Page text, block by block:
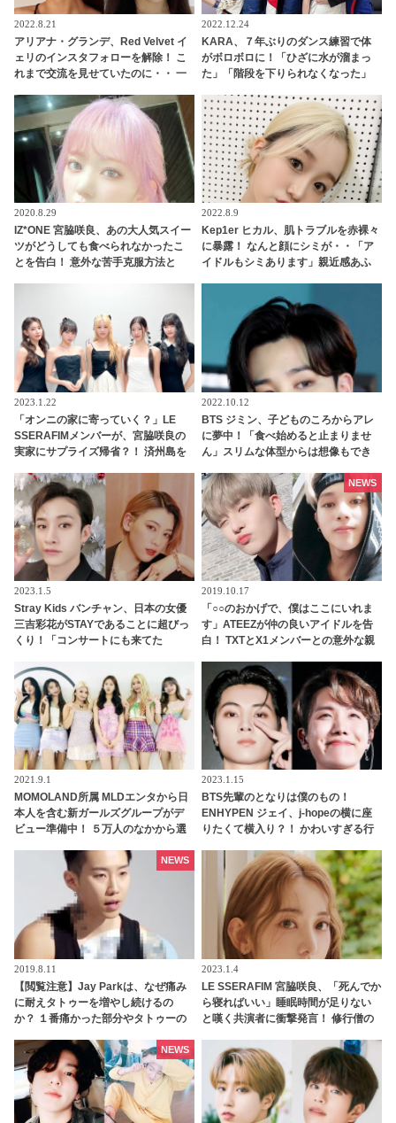
2022.8.21
アリアナ・グランデ、Red Velvet イ
ェリのインスタフォローを解除！ こ
れまで交流を見せていたのに・・ 一
2022.12.24
KARA、７年ぶりのダンス練習で体
がボロボロに！「ひざに水が溜まっ
た」「階段を下りられなくなった」
振付を修正していたことを告白
2020.8.29
IZ*ONE 宮脇咲良、あの大人気スイー
ツがどうしても食べられなかったこ
とを告白！ 意外な苦手克服方法と
2022.8.9
Kep1er ヒカル、肌トラブルを赤裸々
に暴露！ なんと顔にシミが・・「ア
イドルもシミあります」親近感あふ
2023.1.22
「オンニの家に寄っていく？」LE
SSERAFIMメンバーが、宮脇咲良の
実家にサプライズ帰省？！ 済州島を
始めた理由とは・・
2022.10.12
BTS ジミン、子どものころからアレ
に夢中！「食べ始めると止まりませ
ん」スリムな体型からは想像もでき
2023.1.5
Stray Kids バンチャン、日本の女優
三吉彩花がSTAYであることに超びっ
くり！「コンサートにも来てた
ジを送る… 照れくさそうに喜びを噛
みしめる様子がかわいすぎるとファ
ンほっこり
2019.10.17
「○○のおかげで、僕はここにいれま
す」ATEEZが仲の良いアイドルを告
白！ TXTとX1メンバーとの意外な親
NEWS
2021.9.1
MOMOLAND所属 MLDエンタから日
本人を含む新ガールズグループがデ
ビュー準備中！ ５万人のなかから選
習生の生活が明らかに
2023.1.15
BTS先輩のとなりは僕のもの！
ENHYPEN ジェイ、j-hopeの横に座
りたくて横入り？！ かわいすぎる行
2019.8.11
【閲覧注意】Jay Parkは、なぜ痛み
に耐えタトゥーを増やし続けるの
か？ １番痛かった部分やタトゥーの
NEWS
2023.1.4
LE SSERAFIM 宮脇咲良、「死んでか
ら寝ればいい」睡眠時間が足りない
と嘆く共演者に衝撃発言！ 修行僧の
ぎる姿勢に啞然
NEWS